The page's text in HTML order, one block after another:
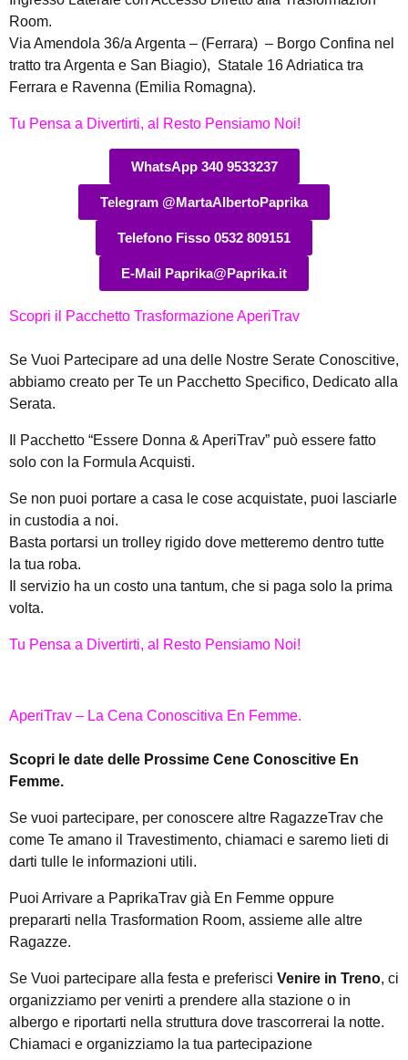
Room.
Via Amendola 36/a Argenta – (Ferrara) – Borgo Confina nel
tratto tra Argenta e San Biagio), Statale 16 Adriatica tra
Ferrara e Ravenna (Emilia Romagna).
Tu Pensa a Divertirti, al Resto Pensiamo Noi!
WhatsApp 340 9533237
Telegram @MartaAlbertoPaprika
Telefono Fisso 0532 809151
E-Mail Paprika@Paprika.it
Scopri il Pacchetto Trasformazione AperiTrav
Se Vuoi Partecipare ad una delle Nostre Serate Conoscitive,
abbiamo creato per Te un Pacchetto Specifico, Dedicato alla
Serata.
Il Pacchetto “Essere Donna & AperiTrav” può essere fatto
solo con la Formula Acquisti.
Se non puoi portare a casa le cose acquistate, puoi lasciarle
in custodia a noi.
Basta portarsi un trolley rigido dove metteremo dentro tutte
la tua roba.
Il servizio ha un costo una tantum, che si paga solo la prima
volta.
Tu Pensa a Divertirti, al Resto Pensiamo Noi!
AperiTrav – La Cena Conoscitiva En Femme.
Scopri le date delle Prossime Cene Conoscitive En
Femme.
Se vuoi partecipare, per conoscere altre RagazzeTrav che
come Te amano il Travestimento, chiamaci e saremo lieti di
darti tulle le informazioni utili.
Puoi Arrivare a PaprikaTrav già En Femme oppure
prepararti nella Trasformation Room, assieme alle altre
Ragazze.
Se Vuoi partecipare alla festa e preferisci Venire in Treno, ci
organizziamo per venirti a prendere alla stazione o in
albergo e riportarti nella struttura dove trascorrerai la notte.
Chiamaci e organizziamo la tua partecipazione